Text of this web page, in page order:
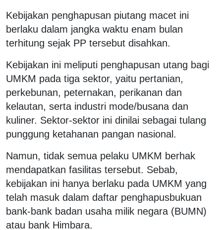
Kebijakan penghapusan piutang macet ini
berlaku dalam jangka waktu enam bulan
terhitung sejak PP tersebut disahkan.
Kebijakan ini meliputi penghapusan utang bagi
UMKM pada tiga sektor, yaitu pertanian,
perkebunan, peternakan, perikanan dan
kelautan, serta industri mode/busana dan
kuliner. Sektor-sektor ini dinilai sebagai tulang
punggung ketahanan pangan nasional.
Namun, tidak semua pelaku UMKM berhak
mendapatkan fasilitas tersebut. Sebab,
kebijakan ini hanya berlaku pada UMKM yang
telah masuk dalam daftar penghapusbukuan
bank-bank badan usaha milik negara (BUMN)
atau bank Himbara.